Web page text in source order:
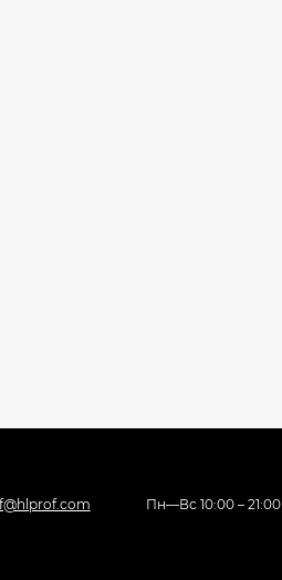
Пн—Вс 10:00 – 21:00